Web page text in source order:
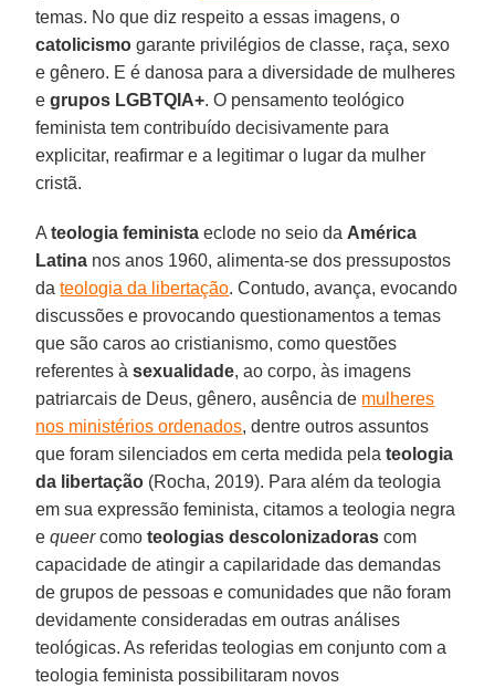
temas. No que diz respeito a essas imagens, o
catolicismo garante privilégios de classe, raça, sexo
e gênero. E é danosa para a diversidade de mulheres
egrupos LGBTQIA+. O pensamento teológico
feminista tem contribuído decisivamente para
explicitar, reafirmar e a legitimar o lugar da mulher
cristã.
Ateologia feminista eclode no seio da América
Latina nos anos 1960, alimenta-se dos pressupostos
dateologia da libertação. Contudo, avança, evocando
discussões e provocando questionamentos a temas
que são caros ao cristianismo, como questões
referentes àsexualidade, ao corpo, às imagens
patriarcais de Deus, gênero, ausência de mulheres
nos ministérios ordenados, dentre outros assuntos
que foram silenciados em certa medida pelateologia
da libertação (Rocha, 2019). Para além da teologia
em sua expressão feminista, citamos a teologia negra
equeercomo teologias descolonizadoras com
capacidade de atingir a capilaridade das demandas
de grupos de pessoas e comunidades que não foram
devidamente consideradas em outras análises
teológicas. As referidas teologias em conjunto com a
teologia feminista possibilitaram novos